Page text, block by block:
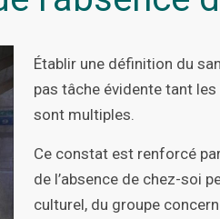
Établir une définition du
pas tâche évidente tant
sont multiples.
Ce constat est renforcé
de l’absence de chez-soi
culturel, du groupe